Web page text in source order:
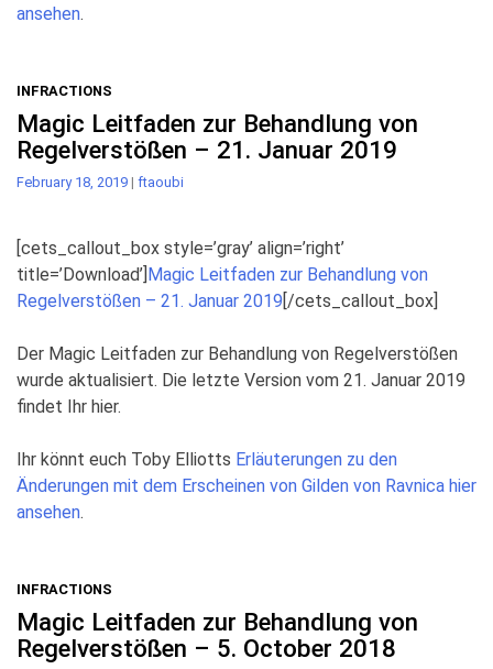
ansehen.
INFRACTIONS
Magic Leitfaden zur Behandlung von
Regelverstößen – 21. Januar 2019
February 18, 2019 | ftaoubi
[cets_callout_box style=’gray’ align=’right’
title=’Download’] Magic Leitfaden zur Behandlung von
Regelverstößen – 21. Januar 2019 [/cets_callout_box]
Der Magic Leitfaden zur Behandlung von Regelverstößen
wurde aktualisiert. Die letzte Version vom 21. Januar 2019
findet Ihr hier.
Ihr könnt euch Toby Elliotts Erläuterungen zu den
Änderungen mit dem Erscheinen von Gilden von Ravnica hier
ansehen.
INFRACTIONS
Magic Leitfaden zur Behandlung von
Regelverstößen – 5. October 2018